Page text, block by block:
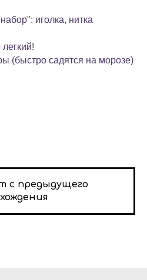
иголка, нитка
(быстро садятся на морозе)
с предыдущего